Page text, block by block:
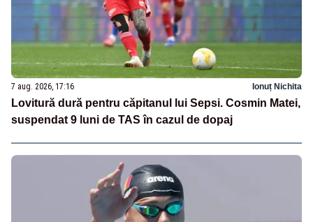
7 aug. 2026, 17:16 Ionuț Nichita
Lovitură dură pentru căpitanul lui Sepsi. Cosmin Matei,
suspendat 9 luni de TAS în cazul de dopaj